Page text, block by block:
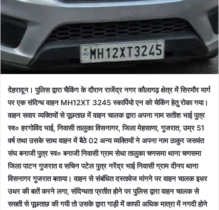
देहरादून। पुलिस द्वारा चैकिंग के दौरान राजेंद्र नगर कौलागढ़ क्षेत्र में सिरमौर मार्ग
पर एक संदिग्ध वाहन MH12XT 3245 स्कार्पियो एन को चेकिंग हेतु रोका गया।
वाहन सवार व्यक्तियों से पूछताछ में वाहन चालक द्वारा अपना नाम सतीश भाई पुत्र
स्व० हरगोविंद भाई, निवासी तालुका विसनागर, जिला मेहसाणा, गुजरात, उम्र 51
वर्ष तथा उसके साथ वाहन में बैठे 02 अन्य व्यक्तियों ने अपना नाम ठाकुर जसवंत
संघ बनाजी पुत्र स्व० बनाजी निवासी ग्राम सेधा तालुका चणसमा थाना चणसमा
जिला पाटन गुजरात व सचिन पटेल पुत्र नरेंद्र भाई निवासी ग्राम दीनप थाना
विसनागर गुजरात बताया। वाहन से संबंधित दस्तावेज मांगने पर वाहन चालक इधर
उधर की बातें करने लगा, संदिग्धता प्रतीत होने पर पुलिस द्वारा वाहन चालक से
सख्ती से पूछताछ की गयी तो उसके द्वारा गाड़ी में काफी अधिक मात्रा में नगदी होने